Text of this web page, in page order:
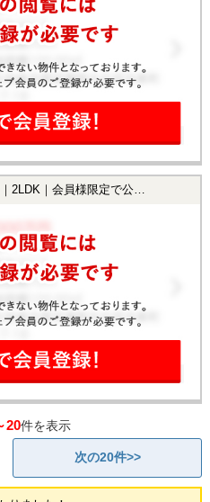
｜会員様限定で公開中！】
20件を表示
次の20件>>